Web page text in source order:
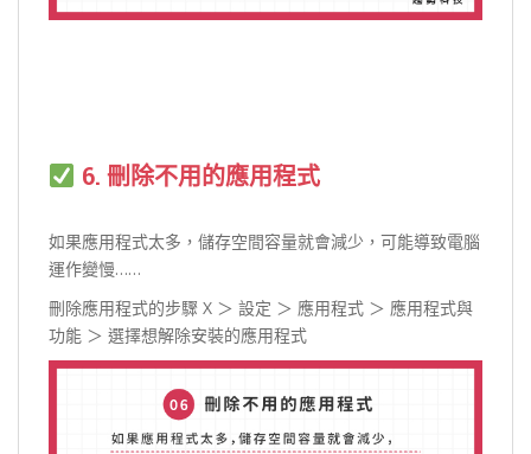
6. 刪除不用的應用程式
如果應用程式太多，儲存空間容量就會減少，可能導致電腦
運作變慢……
刪除應用程式的步驟 X ＞ 設定 ＞ 應用程式 ＞ 應用程式與
功能 ＞ 選擇想解除安裝的應用程式